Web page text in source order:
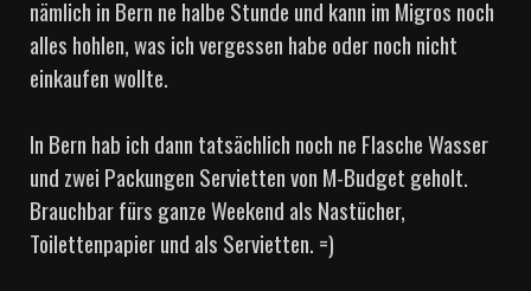
nämlich in Bern ne halbe Stunde und kann im Migros noch
alles hohlen, was ich vergessen habe oder noch nicht
einkaufen wollte.
In Bern hab ich dann tatsächlich noch ne Flasche Wasser
und zwei Packungen Servietten von M-Budget geholt.
Brauchbar fürs ganze Weekend als Nastücher,
Toilettenpapier und als Servietten. =)